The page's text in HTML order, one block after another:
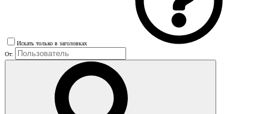
Искать только в заголовках
От: